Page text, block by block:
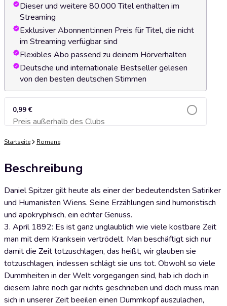
Dieser und weitere 80.000 Titel enthalten im
Streaming
Exklusiver Abonnent:innen Preis für Titel, die nicht
im Streaming verfügbar sind
Flexibles Abo passend zu deinem Hörverhalten
Deutsche und internationale Bestseller gelesen
von den besten deutschen Stimmen
0,99 €
Preis außerhalb des ClubsZum Warenkorb hinzufügen
Startseite Romane
Beschreibung
Daniel Spitzer gilt heute als einer der bedeutendsten Satiriker
und Humanisten Wiens. Seine Erzählungen sind humoristisch
und apokryphisch, ein echter Genuss.
3. April 1892: Es ist ganz unglaublich wie viele kostbare Zeit
man mit dem Kranksein vertrödelt. Man beschäftigt sich nur
damit die Zeit totzuschlagen, das heißt, wir glauben sie
totzuschlagen, indessen schlägt sie uns tot. Obwohl so viele
Dummheiten in der Welt vorgegangen sind, hab ich doch in
diesem Jahre noch gar nichts geschrieben und doch muss man
sich in unserer Zeit beeilen einen Dummkopf auszulachen,